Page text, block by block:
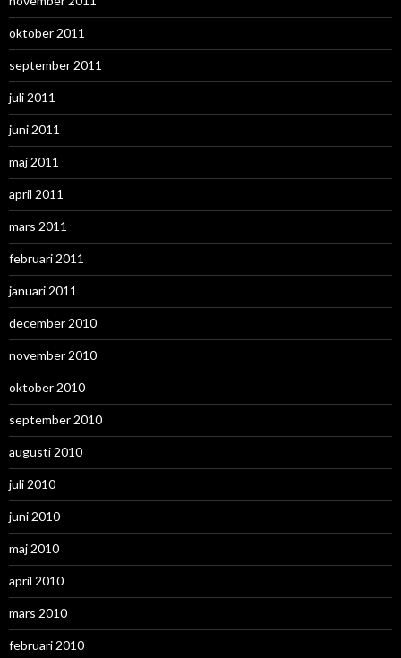
oktober 2011
september 2011
juli 2011
juni 2011
maj 2011
april 2011
mars 2011
februari 2011
januari 2011
december 2010
november 2010
oktober 2010
september 2010
augusti 2010
juli 2010
juni 2010
maj 2010
april 2010
mars 2010
februari 2010